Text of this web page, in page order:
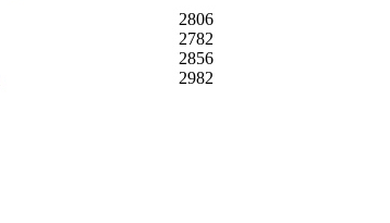
2806
2782
2856
2982